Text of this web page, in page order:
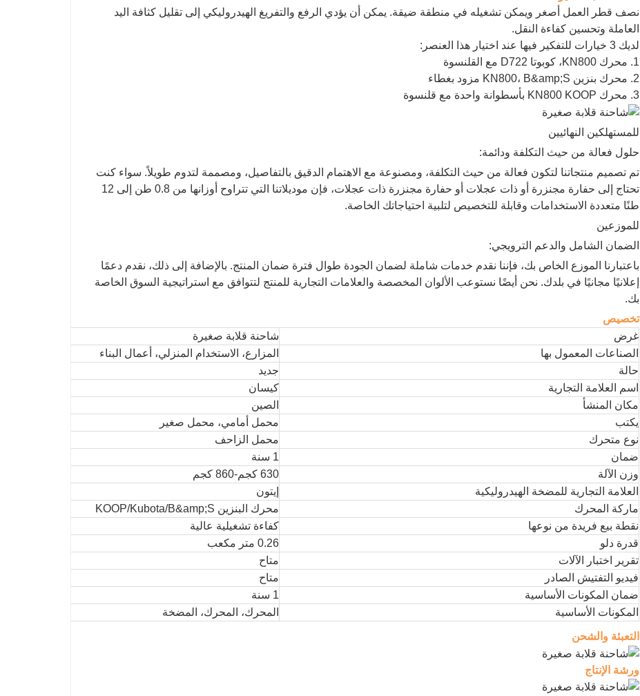
نصف قطر العمل أصغر ويمكن تشغيله في منطقة ضيقة. يمكن أن يؤدي الرفع والتفريغ الهيدروليكي إلى تقليل كثافة اليد
العاملة وتحسين كفاءة النقل.
لديك 3 خيارات للتفكير فيها عند اختيار هذا العنصر:
1. محرك KN800، كوبوتا D722 مع القلنسوة
2. محرك بنزين KN800، B&amp;S مزود بغطاء
3. محرك KN800 KOOP بأسطوانة واحدة مع قلنسوة
للمستهلكين النهائيين
حلول فعالة من حيث التكلفة ودائمة:
تم تصميم منتجاتنا لتكون فعالة من حيث التكلفة، ومصنوعة مع الاهتمام الدقيق بالتفاصيل، ومصممة لتدوم طويلاً. سواء كنت
تحتاج إلى حفارة مجنزرة أو ذات عجلات أو حفارة مجنزرة ذات عجلات، فإن موديلاتنا التي تتراوح أوزانها من 0.8 طن إلى 12
طنًا متعددة الاستخدامات وقابلة للتخصيص لتلبية احتياجاتك الخاصة.
للموزعين
الضمان الشامل والدعم الترويجي:
باعتبارنا الموزع الخاص بك، فإننا نقدم خدمات شاملة لضمان الجودة طوال فترة ضمان المنتج. بالإضافة إلى ذلك، نقدم دعمًا
إعلانيًا مجانيًا في بلدك. نحن أيضًا نستوعب الألوان المخصصة والعلامات التجارية للمنتج لتتوافق مع استراتيجية السوق الخاصة
بك.
تخصيص
غرض
شاحنة قلابة صغيرة
الصناعات المعمول بها
المزارع، الاستخدام المنزلي، أعمال البناء
حالة
جديد
اسم العلامة التجارية
كيسان
مكان المنشأ
الصين
يكتب
محمل أمامي، محمل صغير
نوع متحرك
محمل الزاحف
ضمان
1 سنة
وزن الآلة
630 كجم-860 كجم
العلامة التجارية للمضخة الهيدروليكية
إيتون
ماركة المحرك
محرك البنزين KOOP/Kubota/B&amp;S
نقطة بيع فريدة من نوعها
كفاءة تشغيلية عالية
قدرة دلو
0.26 متر مكعب
تقرير اختبار الآلات
متاح
فيديو التفتيش الصادر
متاح
ضمان المكونات الأساسية
1 سنة
المكونات الأساسية
المحرك، المحرك، المضخة
التعبئة والشحن
ورشة الإنتاج